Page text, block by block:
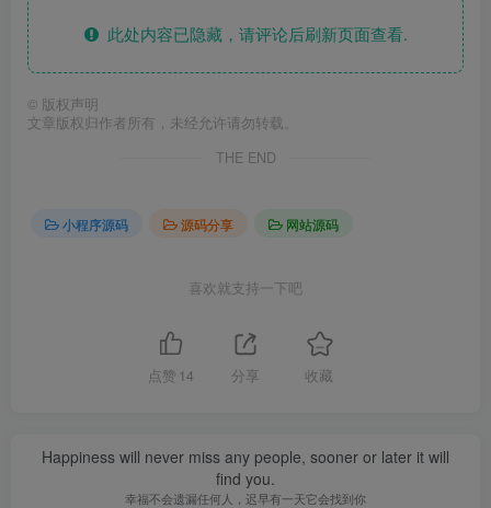
此处内容已隐藏，请评论后刷新页面查看.
© 版权声明
文章版权归作者所有，未经允许请勿转载。
THE END
小程序源码 源码分享 网站源码
喜欢就支持一下吧
点赞 14 分享 收藏
Happiness will never miss any people, sooner or later it will
find you.
幸福不会遗漏任何人，迟早有一天它会找到你